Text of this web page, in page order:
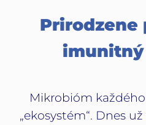
Prirodzene
imunitný
Mikrobióm
„ekosystém“. Dnes